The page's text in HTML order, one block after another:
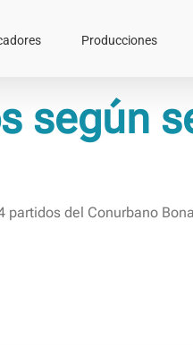
Producciones
según
del Conurbano